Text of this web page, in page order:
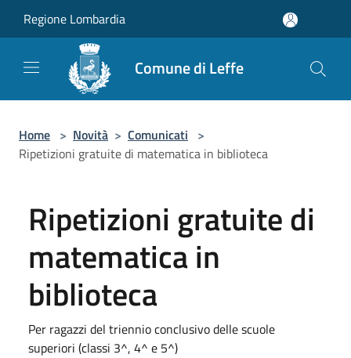
Regione Lombardia
Comune di Leffe
Home > Novità > Comunicati >
Ripetizioni gratuite di matematica in biblioteca
Ripetizioni gratuite di
matematica in
biblioteca
Per ragazzi del triennio conclusivo delle scuole
superiori (classi 3^, 4^ e 5^)